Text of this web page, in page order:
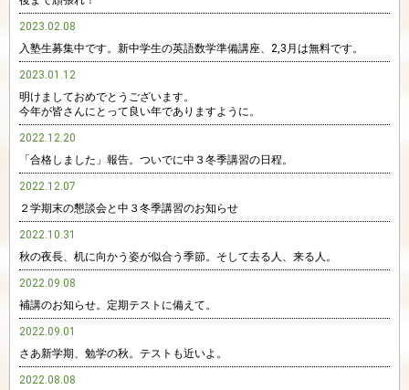
2023.02.08
入塾生募集中です。新中学生の英語数学準備講座、2,3月は無料です。
2023.01.12
明けましておめでとうございます。
今年が皆さんにとって良い年でありますように。
2022.12.20
「合格しました」報告。ついでに中３冬季講習の日程。
2022.12.07
２学期末の懇談会と中３冬季講習のお知らせ
2022.10.31
秋の夜長、机に向かう姿が似合う季節。そして去る人、来る人。
2022.09.08
補講のお知らせ。定期テストに備えて。
2022.09.01
さあ新学期、勉学の秋。テストも近いよ。
2022.08.08